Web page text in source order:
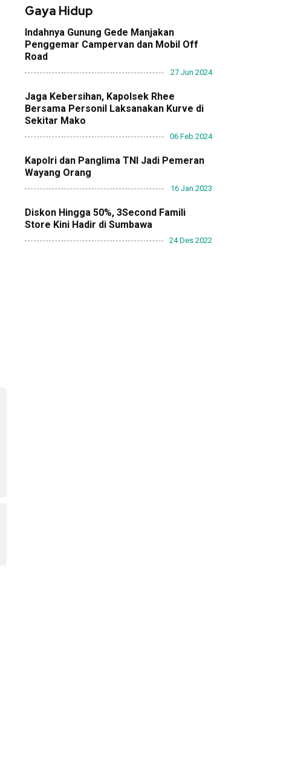
Gaya Hidup
Indahnya Gunung Gede Manjakan
Penggemar Campervan dan Mobil Off
Road
27 Jun 2024
Jaga Kebersihan, Kapolsek Rhee
Bersama Personil Laksanakan Kurve di
Sekitar Mako
06 Feb 2024
Kapolri dan Panglima TNI Jadi Pemeran
Wayang Orang
16 Jan 2023
Diskon Hingga 50%, 3Second Famili
Store Kini Hadir di Sumbawa
24 Des 2022